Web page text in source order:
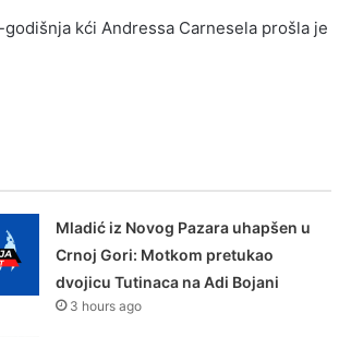
kći Andressa Carnesela prošla je
Mladić iz Novog Pazara uhapšen u
Crnoj Gori: Motkom pretukao
dvojicu Tutinaca na Adi Bojani
3 hours ago